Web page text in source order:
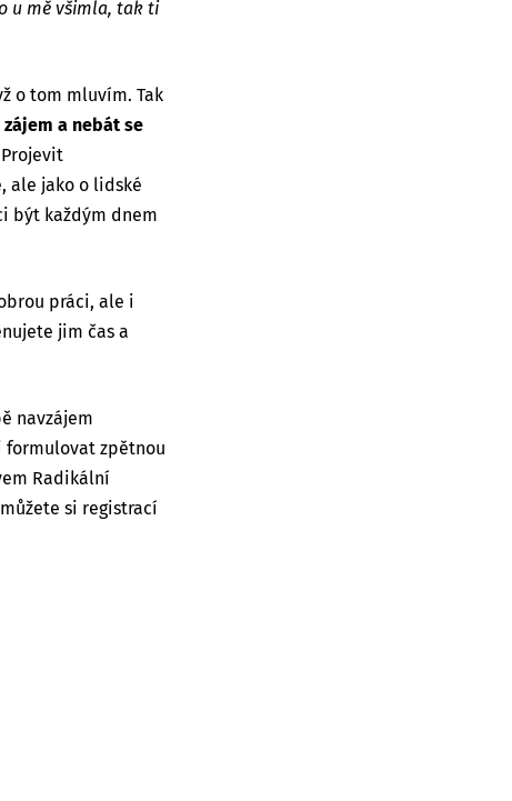
u mě všimla, tak ti
o tom mluvím. Tak
a nebát se
Projevit
ale jako o lidské
být každým dnem
práci, ale i
jim čas a
navzájem
formulovat zpětnou
Radikální
si registrací